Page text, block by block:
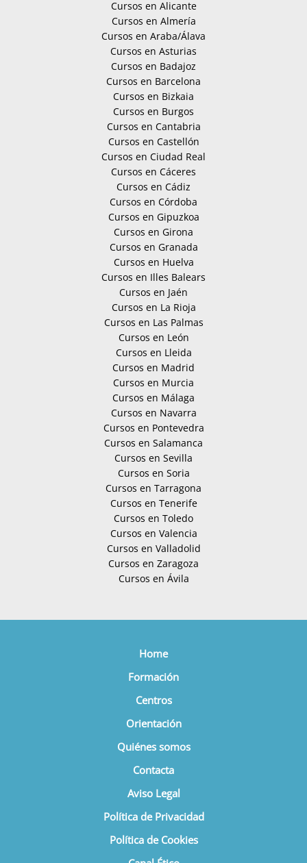
Cursos en Alicante
Cursos en Almería
Cursos en Araba/Álava
Cursos en Asturias
Cursos en Badajoz
Cursos en Barcelona
Cursos en Bizkaia
Cursos en Burgos
Cursos en Cantabria
Cursos en Castellón
Cursos en Ciudad Real
Cursos en Cáceres
Cursos en Cádiz
Cursos en Córdoba
Cursos en Gipuzkoa
Cursos en Girona
Cursos en Granada
Cursos en Huelva
Cursos en Illes Balears
Cursos en Jaén
Cursos en La Rioja
Cursos en Las Palmas
Cursos en León
Cursos en Lleida
Cursos en Madrid
Cursos en Murcia
Cursos en Málaga
Cursos en Navarra
Cursos en Pontevedra
Cursos en Salamanca
Cursos en Sevilla
Cursos en Soria
Cursos en Tarragona
Cursos en Tenerife
Cursos en Toledo
Cursos en Valencia
Cursos en Valladolid
Cursos en Zaragoza
Cursos en Ávila
Home
Formación
Centros
Orientación
Quiénes somos
Contacta
Aviso Legal
Política de Privacidad
Política de Cookies